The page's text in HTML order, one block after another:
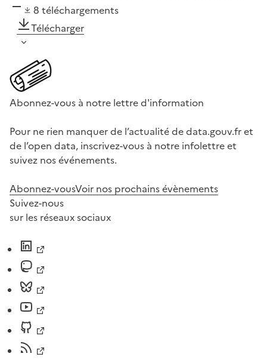
8 téléchargements
Télécharger
Abonnez-vous à notre lettre d'information
Pour ne rien manquer de l’actualité de data.gouv.fr et
de l’open data, inscrivez-vous à notre infolettre et
suivez nos événements.
Abonnez-vousVoir nos prochains évènements
Suivez-nous
sur les réseaux sociaux